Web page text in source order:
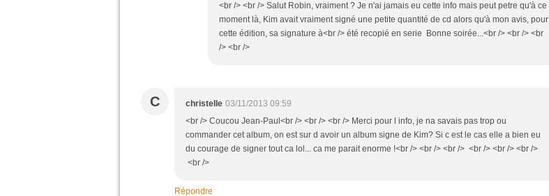
<br /> <br /> Salut Robin, vraiment ? Je n'ai jamais eu cette info mais peut petre qu'à ce
moment là, Kim avait vraiment signé une petite quantité de cd alors qu'à mon avis, pour
cette édition, sa signature à<br /> été recopié en serie Bonne soirée...<br /> <br /> <br
/> <br />
C christelle 03/11/2013 09:59
<br /> Coucou Jean-Paul<br /> <br /> <br /> Merci pour l info, je na savais pas trop ou
commander cet album, on est sur d avoir un album signe de Kim? Si c est le cas elle a bien eu
du courage de signer tout ca lol... ca me parait enorme !<br /> <br /> <br /> <br /> <br /> <br />
<br />
Répondre